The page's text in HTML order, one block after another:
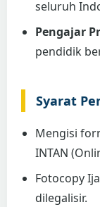
seluruh
Pengajar
pendidik
Syarat
Mengisi
INTAN
Fotocopy
dilegalisir.